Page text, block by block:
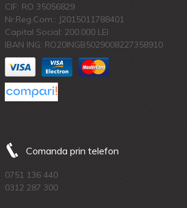
CIF: RO 35056829
Nr.Reg.Com.: J2015011788401
Capital Social: 200.000 LEI
IBAN ING: RO20INGB5029008227358910
Comanda prin telefon
0751 136 440
0312 287 300